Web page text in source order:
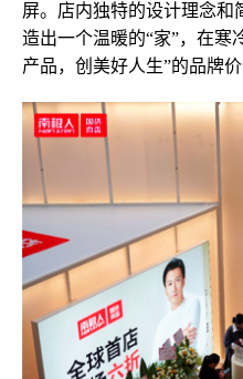
屏。店内独特的设计理念和
造出一个温暖的“家”，在寒
产品，创美好人生”的品牌价